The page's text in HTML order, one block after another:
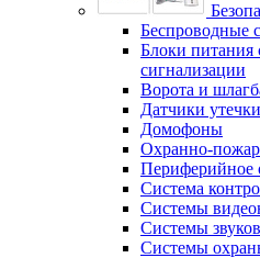
Беспроводные
Блоки питания
сигнализации
Ворота и
Датчики утечки
Домофоны
Охранно-
Периферийное
Система
Системы
Системы
Системы